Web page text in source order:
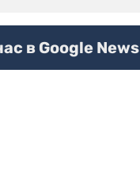
в Google News